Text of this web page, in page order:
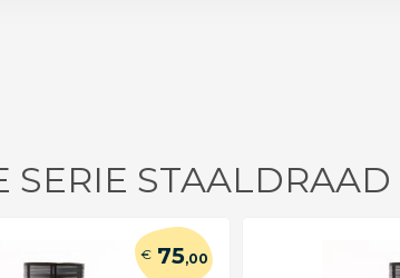
SERIE STAALDRAAD
€75,00